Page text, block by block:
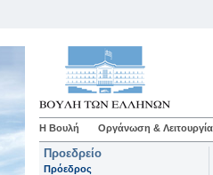
Η Βουλή Οργάνωση & Λειτουργία
Προεδρείο
Πρόεδρος